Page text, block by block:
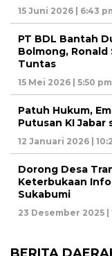
15 Juni 2026 | 6:43
PT BDL Bantah
Bolmong,
Tuntas
15 Mei 2026 | 5:50
Patuh Hukum,
Putusan KI Jabar
12 Januari 2026 |
Dorong Desa
Keterbukaan
Sukabumi
23 Desember 2025 |